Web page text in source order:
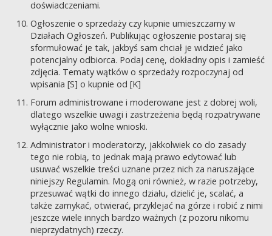
doświadczeniami.
Ogłoszenie o sprzedaży czy kupnie umieszczamy w
Działach Ogłoszeń. Publikując ogłoszenie postaraj się
sformułować je tak, jakbyś sam chciał je widzieć jako
potencjalny odbiorca. Podaj cenę, dokładny opis i zamieść
zdjęcia. Tematy wątków o sprzedaży rozpoczynaj od
wpisania [S] o kupnie od [K]
Forum administrowane i moderowane jest z dobrej woli,
dlatego wszelkie uwagi i zastrzeżenia będą rozpatrywane
wyłącznie jako wolne wnioski.
Administrator i moderatorzy, jakkolwiek co do zasady
tego nie robią, to jednak mają prawo edytować lub
usuwać wszelkie treści uznane przez nich za naruszające
niniejszy Regulamin. Mogą oni również, w razie potrzeby,
przesuwać wątki do innego działu, dzielić je, scalać, a
także zamykać, otwierać, przyklejać na górze i robić z nimi
jeszcze wiele innych bardzo ważnych (z pozoru nikomu
nieprzydatnych) rzeczy.